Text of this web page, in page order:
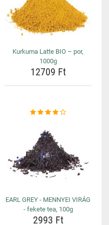
Kurkuma Latte BIO – por,
1000g
12709 Ft
EARL GREY - MENNYEI VIRÁG
- fekete tea, 100g
2993 Ft